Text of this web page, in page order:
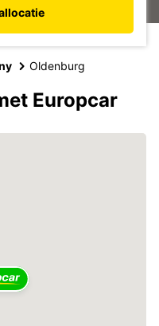
Oldenburg
Europcar